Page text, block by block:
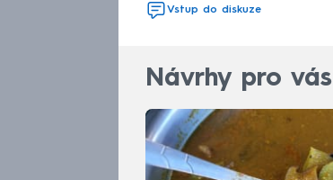
Vstup do diskuze
Návrhy pro vás